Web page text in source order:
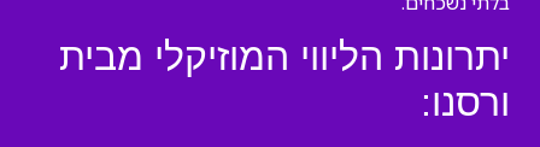
יתרונות הליווי המוזיקלי מבית
ורסנו: